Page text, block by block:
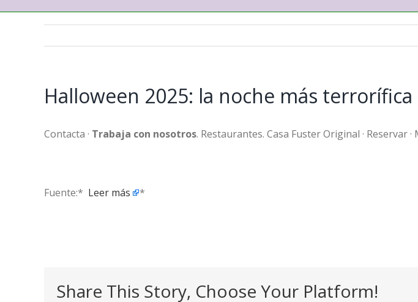
Halloween 2025: la noche más terrorífica
Contacta · Trabaja con nosotros. Restaurantes. Casa Fuster Original · Reservar ·
Fuente:* ​ Leer más *
Share This Story, Choose Your Platform!